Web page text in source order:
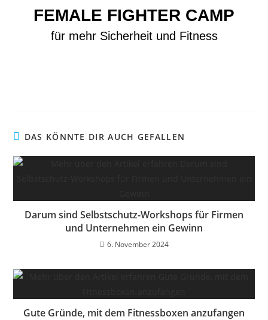
FEMALE FIGHTER CAMP
für mehr Sicherheit und Fitness
DAS KÖNNTE DIR AUCH GEFALLEN
Darum sind Selbstschutz-Workshops für Firmen
und Unternehmen ein Gewinn
6. November 2024
Gute Gründe, mit dem Fitnessboxen anzufangen